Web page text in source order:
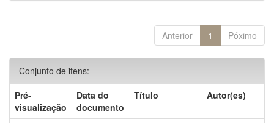
Anterior 1 Póximo
Conjunto de itens:
Pré-
visualização
Data do
documento
Título Autor(es)